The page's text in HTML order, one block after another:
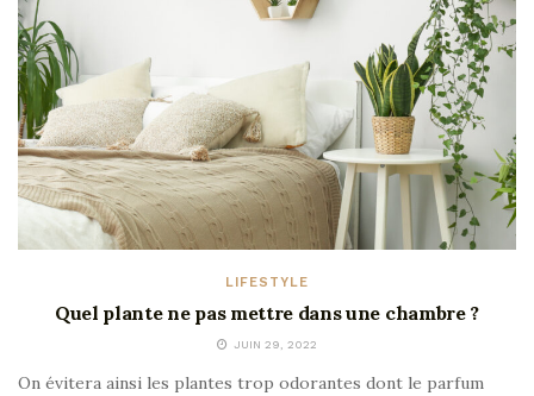
LIFESTYLE
Quel plante ne pas mettre dans une chambre ?
JUIN 29, 2022
On évitera ainsi les plantes trop odorantes dont le parfum